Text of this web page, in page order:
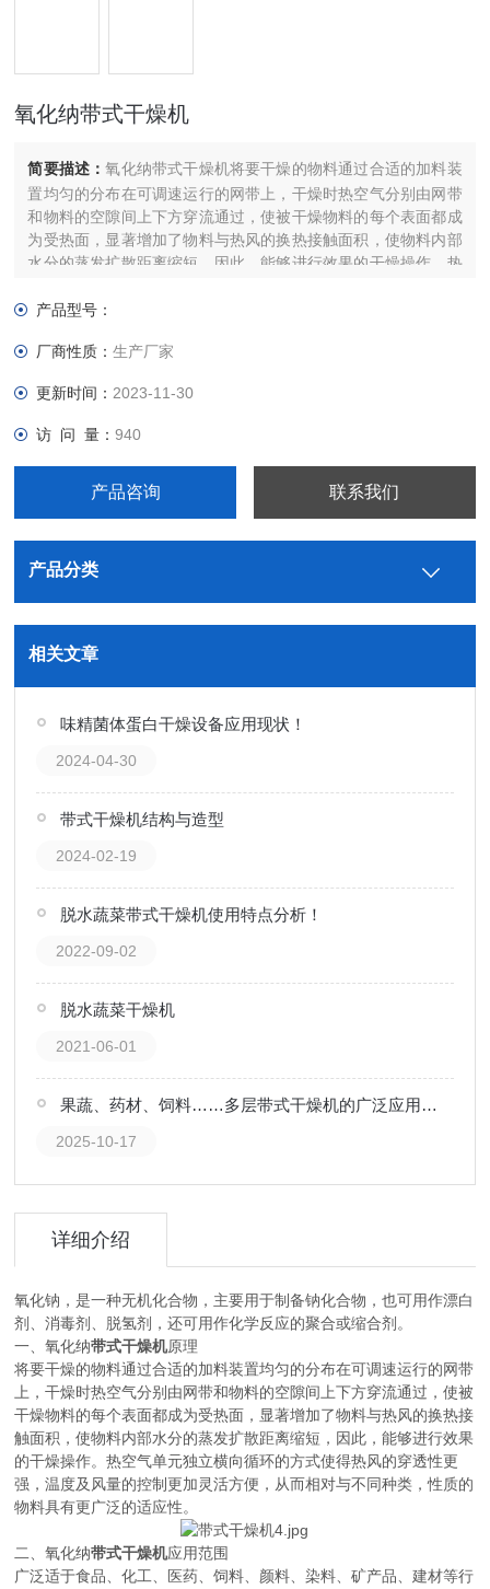
氧化纳带式干燥机
简要描述：氧化纳带式干燥机将要干燥的物料通过合适的加料装
置均匀的分布在可调速运行的网带上，干燥时热空气分别由网带
和物料的空隙间上下方穿流通过，使被干燥物料的每个表面都成
为受热面，显著增加了物料与热风的换热接触面积，使物料内部
水分的蒸发扩散距离缩短，因此，能够进行效果的干燥操作。热
量的控制更加灵活方便，从而相对与不同种类，性质的物料具有
产品型号：
厂商性质：生产厂家
更新时间： 2023-11-30
访 问 量：940
产品咨询 联系我们
产品分类
相关文章
味精菌体蛋白干燥设备应用现状！
2024-04-30
带式干燥机结构与造型
2024-02-19
脱水蔬菜带式干燥机使用特点分析！
2022-09-02
脱水蔬菜干燥机
2021-06-01
果蔬、药材、饲料……多层带式干燥机的广泛应用领域
2025-10-17
详细介绍
氧化钠，是一种无机化合物，主要用于制备钠化合物，也可用作漂白
剂、消毒剂、脱氢剂，还可用作化学反应的聚合或缩合剂。
一、氧化纳带式干燥机原理
将要干燥的物料通过合适的加料装置均匀的分布在可调速运行的网带
上，干燥时热空气分别由网带和物料的空隙间上下方穿流通过，使被
干燥物料的每个表面都成为受热面，显著增加了物料与热风的换热接
触面积，使物料内部水分的蒸发扩散距离缩短，因此，能够进行效果
的干燥操作。热空气单元独立横向循环的方式使得热风的穿透性更
强，温度及风量的控制更加灵活方便，从而相对与不同种类，性质的
物料具有更广泛的适应性。
二、氧化纳带式干燥机应用范围
广泛适于食品、化工、医药、饲料、颜料、染料、矿产品、建材等行